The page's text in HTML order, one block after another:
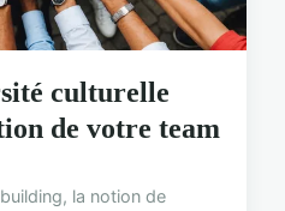
culturelle
de votre team
la notion de